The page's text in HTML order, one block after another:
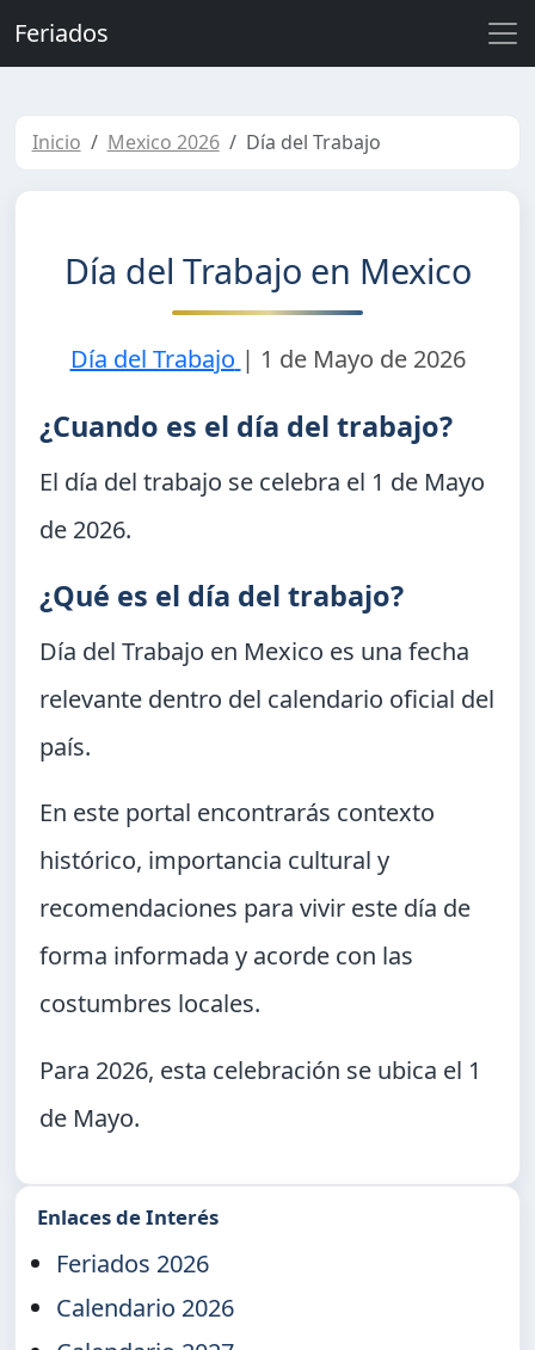
Feriados
Inicio Mexico 2026 Día del Trabajo
Día del Trabajo en Mexico
Día del Trabajo | 1 de Mayo de 2026
¿Cuando es el día del trabajo?
El día del trabajo se celebra el 1 de Mayo
de 2026.
¿Qué es el día del trabajo?
Día del Trabajo en Mexico es una fecha
relevante dentro del calendario oficial del
país.
En este portal encontrarás contexto
histórico, importancia cultural y
recomendaciones para vivir este día de
forma informada y acorde con las
costumbres locales.
Para 2026, esta celebración se ubica el 1
de Mayo.
Enlaces de Interés
Feriados 2026
Calendario 2026